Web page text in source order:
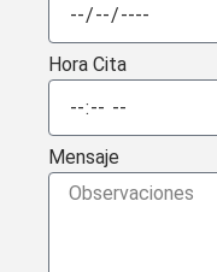
Hora Cita
Mensaje